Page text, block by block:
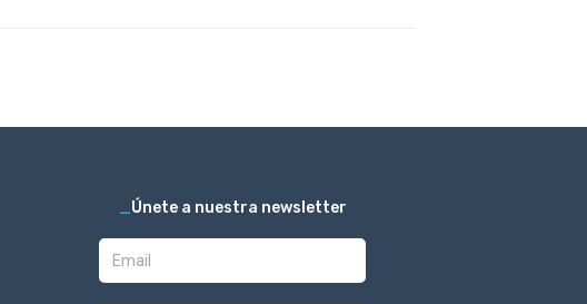
_Únete a nuestra newsletter